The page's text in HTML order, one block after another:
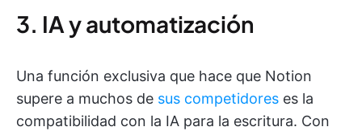
3. IA y automatización
Una función exclusiva que hace que Notion
supere a muchos de sus competidores es la
compatibilidad con la IA para la escritura. Con